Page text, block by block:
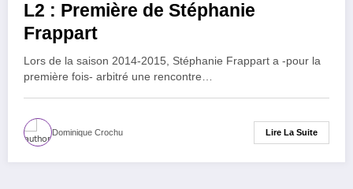
L2 : Première de Stéphanie
Frappart
Lors de la saison 2014-2015, Stéphanie Frappart a -pour la
première fois- arbitré une rencontre…
Dominique Crochu Lire La Suite